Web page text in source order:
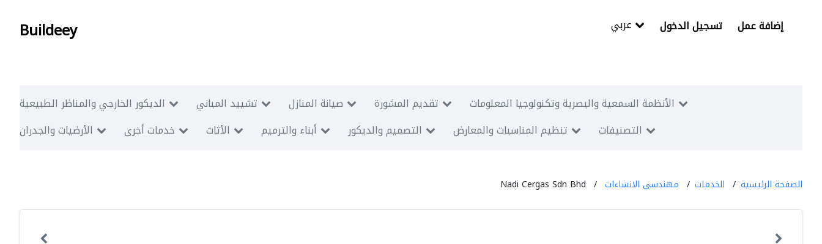
Buildeey تسجيل الدخول إضافة عمل
الديكور الخارجي والمناظر الطبيعية تشييد المباني صيانة المنازل تقديم المشورة
الأنظمة السمعية والبصرية وتكنولوجيا المعلومات
الأرضيات والجدران
خدمات أخرى الأثاث أبناء والترميم التصميم والديكور تنظيم المناسبات والمعارض التصنيفات
الصفحة الرئيسية الخدمات مهندسي الانشاءات Nadi Cergas Sdn Bhd